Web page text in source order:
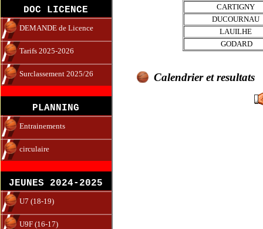
DOC LICENCE
DEMANDE de Licence
Tarifs 2025-2026
Surclassement 2025/26
PLANNING
Entrainements
circulaire
JEUNES 2024-2025
U7 (18-19)
U9F (16-17)
CARTIGNY
DUCOURNAU
LAUILHE
GODARD
Calendrier et resultats